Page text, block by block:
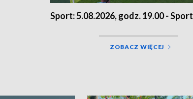
Sport: 5.08.2026, godz. 19.00 - Sport
ZOBACZ WIĘCEJ